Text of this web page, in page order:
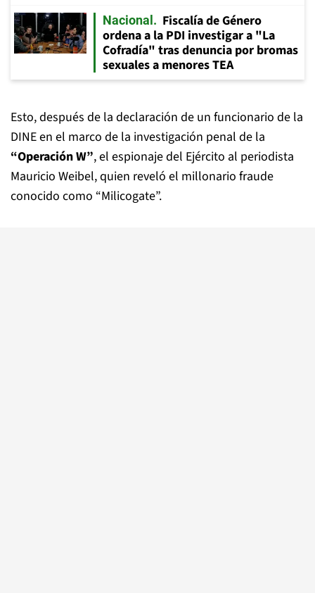
Nacional
Fiscalía de Género
ordena a la PDI investigar a "La
Cofradía" tras denuncia por bromas
sexuales a menores TEA
Esto, después de la declaración de un funcionario de la
DINE en el marco de la investigación penal de la
“Operación W”, el espionaje del Ejército al periodista
Mauricio Weibel, quien reveló el millonario fraude
conocido como “Milicogate”.